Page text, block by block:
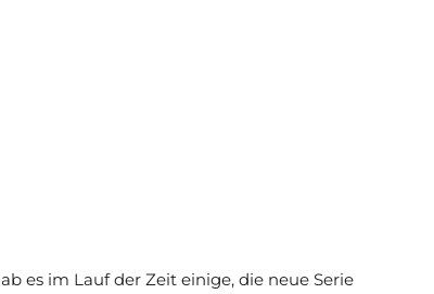
es im Lauf der Zeit einige, die neue Serie